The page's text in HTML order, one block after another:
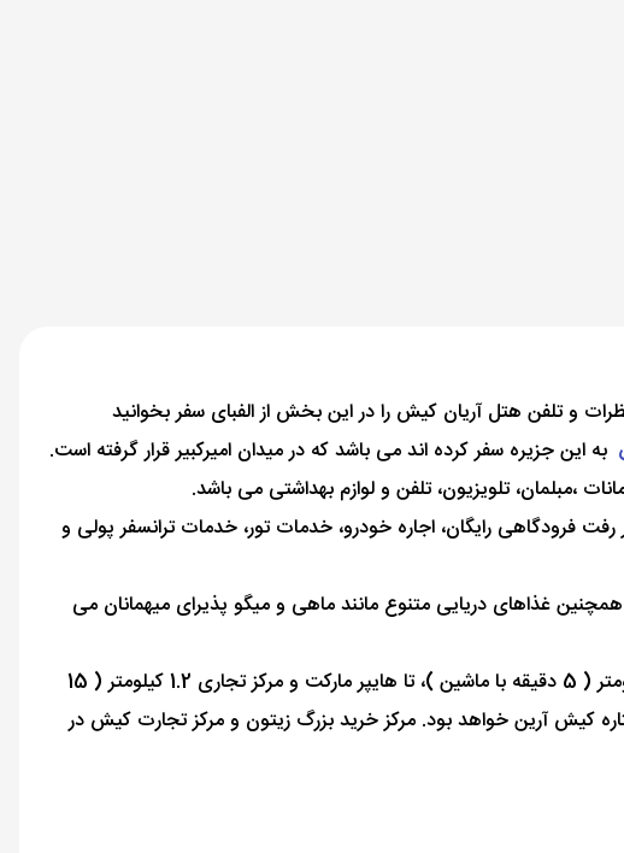
به این جزیره سفر کرده اند می باشد که در میدان امیرکبیر قرار گرفته است.
فرودگاهی رايگان، اجاره خودرو، خدمات تور، خدمات ترانسفر پولی و
و فرنگی و همچنین غذاهای دریایی متنوع مانند ماهی و میگو پذیرای میهمانان می
از دیگر مزایای هتل آریان کیش Arian Hotel Kish فاصله 8 دقیقه ای آن با فرودگاه است. فاصله تا اسکله تفریحی 2.4 کیلومتر ( 5 دقیقه با ماشین )، تا هایپر مارکت و مرکز تجاری 1.2 کیلومتر ( 15
) می باشد. اگر می خواهید شبی را در هتلی مجلل در جزیره کیش بگذرانید ، یکی از انتخاب های شما هتل 4 ستاره کیش آرین خواهد بود. مرکز خرید بزرگ زیتون و مرکز تجارت کیش در